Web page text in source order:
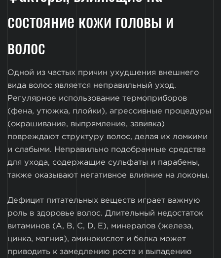
состояние кожи головы и
волос
Одной из частых причин ухудшения внешнего
вида волос является неправильный уход.
Регулярное использование термоприборов
(фена, утюжка, плойки), агрессивные процедуры
(окрашивание, выпрямление, завивка)
повреждают структуру волос, делая их ломкими
и слабыми. Неправильно подобранные средства
для ухода, содержащие сульфаты и парабены,
также оказывают негативное влияние на локоны.
Дефицит питательных веществ играет важную
роль в здоровье волос. Длительный недостаток
витаминов (A, B, C, D, E), минералов (железа,
цинка, магния), аминокислот и белка может
приводить к замедлению роста и выпадению